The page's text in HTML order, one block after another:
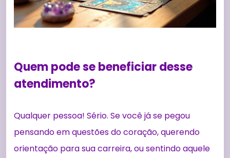
Quem pode se beneficiar desse
atendimento?
Qualquer pessoa! Sério. Se você já se pegou
pensando em questões do coração, querendo
orientação para sua carreira, ou sentindo aquele